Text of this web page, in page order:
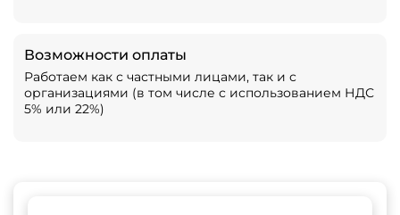
Возможности оплаты
Работаем как с частными лицами, так и с
организациями (в том числе с использованием НДС
5% или 22%)